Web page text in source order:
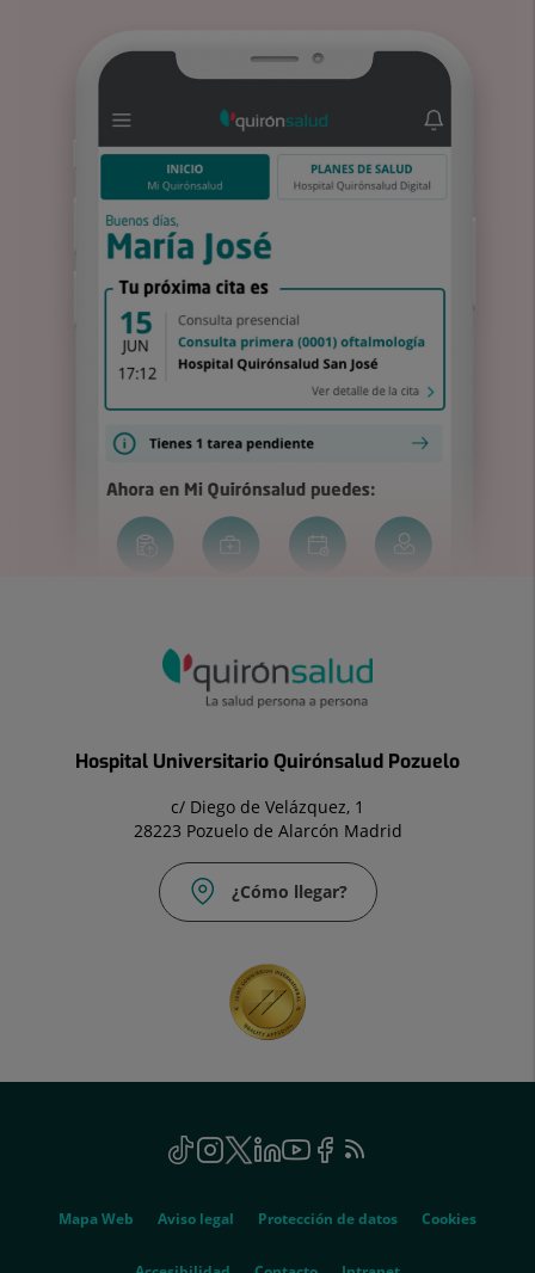
Hospital Universitario Quirónsalud Pozuelo
c/ Diego de Velázquez, 1
28223 Pozuelo de Alarcón Madrid
¿Cómo llegar?
info.madrid@quironsalud.es
TikTok
Enlace
a
aplicación
Instagram
Enlace
a
aplicación
Twitter
Enlace
a
aplicación
Linkedin
Enlace
a
aplicación
Youtube
Enlace
aplicación
Facebook
Enlace
aplicación
Feed
Mapa Web Aviso legal Protección de datos Cookies